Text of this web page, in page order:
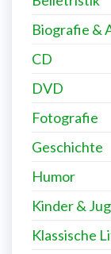
Biografie &
CD
DVD
Fotografie
Geschichte
Humor
Kinder &
Klassische